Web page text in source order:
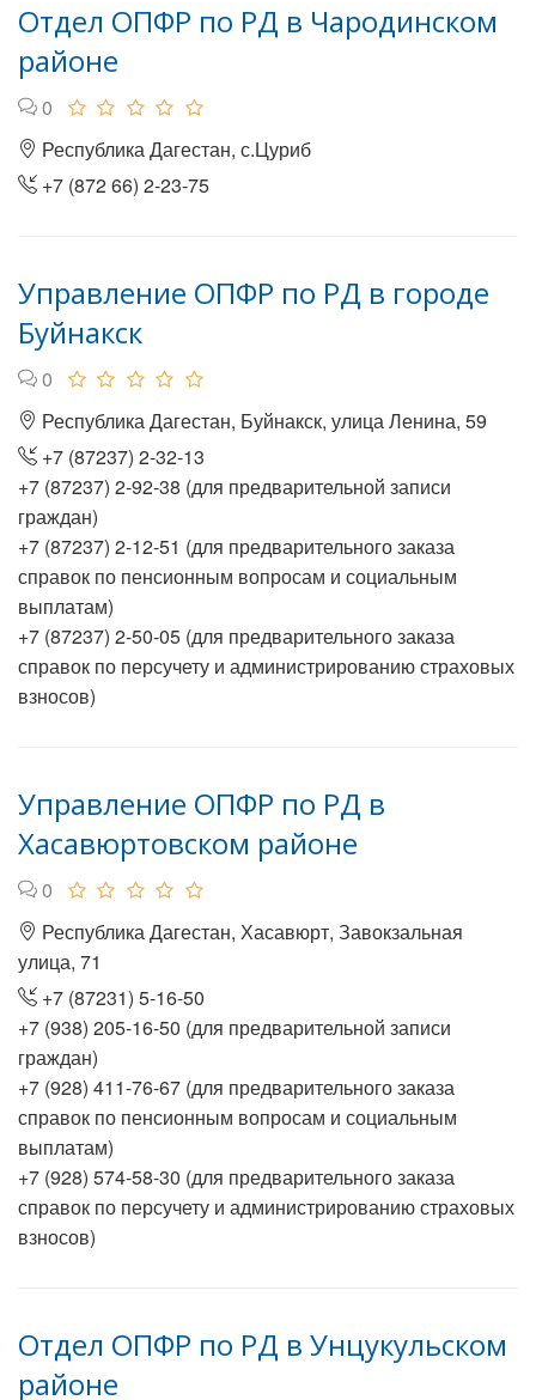
Отдел ОПФР по РД в Чародинском
районе
0
Республика Дагестан, с.Цуриб
+7 (872 66) 2-23-75
Управление ОПФР по РД в городе
Буйнакск
0
Республика Дагестан, Буйнакск, улица Ленина, 59
+7 (87237) 2-32-13
+7 (87237) 2-92-38 (для предварительной записи
граждан)
+7 (87237) 2-12-51 (для предварительного заказа
справок по пенсионным вопросам и социальным
выплатам)
+7 (87237) 2-50-05 (для предварительного заказа
справок по персучету и администрированию страховых
взносов)
Управление ОПФР по РД в
Хасавюртовском районе
0
Республика Дагестан, Хасавюрт, Завокзальная
улица, 71
+7 (87231) 5-16-50
+7 (938) 205-16-50 (для предварительной записи
граждан)
+7 (928) 411-76-67 (для предварительного заказа
справок по пенсионным вопросам и социальным
выплатам)
+7 (928) 574-58-30 (для предварительного заказа
справок по персучету и администрированию страховых
взносов)
Отдел ОПФР по РД в Унцукульском
районе